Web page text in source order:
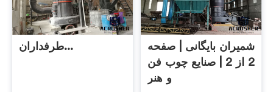
طرفداران...
شمیران بایگانی | صفحه
2 از 2 | صنایع چوب فن
و هنر